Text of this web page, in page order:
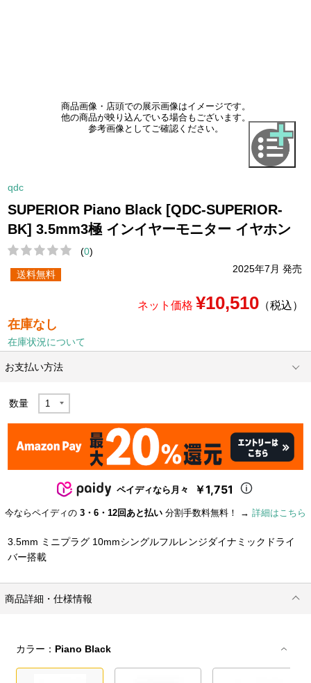
商品画像・店頭での展示画像はイメージです。
他の商品が映り込んでいる場合もございます。
参考画像としてご確認ください。
qdc
SUPERIOR Piano Black [QDC-SUPERIOR-
BK] 3.5mm3極 インイヤーモニター イヤホン
(0)
2025年7月 発売
送料無料
ネット価格 ¥10,510（税込）
在庫なし
在庫状況について
お支払い方法
数量
ペイディなら月々 ￥1,751
今ならペイディの 3・6・12回あと払い 分割手数料無料！ → 詳細はこちら
3.5mm ミニプラグ 10mmシングルフルレンジダイナミックドライ
バー搭載
商品詳細・仕様情報
カラー： Piano Black